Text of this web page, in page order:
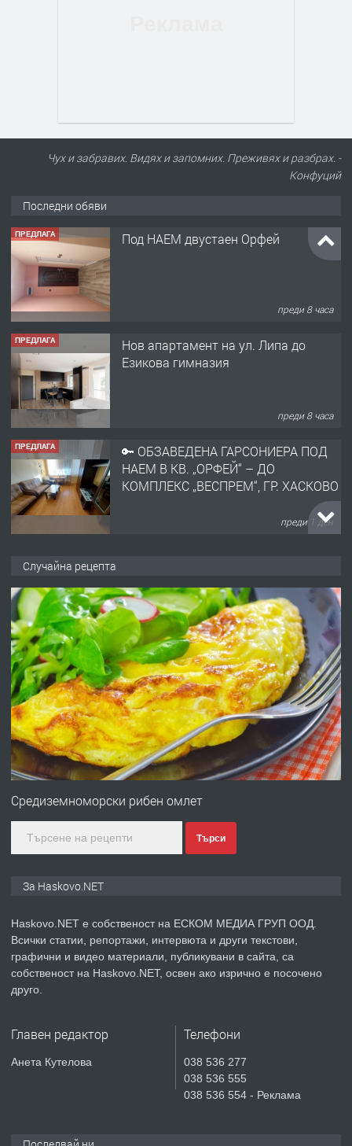
Чух и забравих. Видях и запомних. Преживях и разбрах. -
Конфуций
Последни обяви
ПРЕДЛАГА Под НАЕМ двустаен Орфей
преди 8 часа
ПРЕДЛАГА
Нов апартамент на ул. Липа до
Езикова гимназия
преди 8 часа
ПРЕДЛАГА
🔑 ОБЗАВЕДЕНА ГАРСОНИЕРА ПОД
НАЕМ В КВ. „ОРФЕЙ“ – ДО
КОМПЛЕКС „ВЕСПРЕМ“, ГР. ХАСКОВО
преди 1 ден
АПАРТАМЕНТ В ЦЕНТЪРА НА ГР.
ХАСКОВО
преди 2 дни
ПРЕДЛАГА Давам гараж под наем
преди 2 дни
ПРЕДЛАГА
№4120 Магазин/Офис под наем в кв.
градската градина!
преди 3 дни
ПРЕДЛАГА
Продавам парцел в гр. Хасково кв.
СГЛОБЯВАНЕ НА МЕБЕЛИ.
Случайна рецепта
Средиземноморски рибен омлет
Търси
За Haskovo.NET
Haskovo.NET е собственост на ЕСКОМ МЕДИА ГРУП ООД.
Всички статии, репортажи, интервюта и други текстови,
графични и видео материали, публикувани в сайта, са
собственост на Haskovo.NET, освен ако изрично е посочено
друго.
Главен редактор
Анета Кутелова
Телефони
038 536 277
038 536 555
038 536 554 - Реклама